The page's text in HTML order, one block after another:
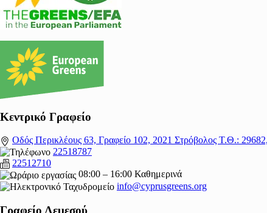
Κεντρικό Γραφείο
Οδός Περικλέους 63, Γραφείο 102, 2021 Στρόβολος Τ.Θ.:
22518787
22512710
08:00 – 16:00 Καθημερινά
info@cyprusgreens.org
Γραφείο Λεμεσού